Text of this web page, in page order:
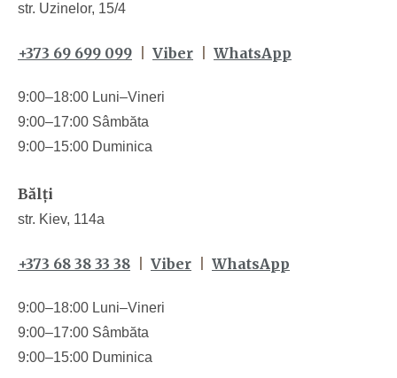
str. Uzinelor, 15/4
+373 69 699 099 Viber WhatsApp
9:00–18:00 Luni–Vineri
9:00–17:00 Sâmbăta
9:00–15:00 Duminica
Bălți
str. Kiev, 114a
+373 68 38 33 38 Viber WhatsApp
9:00–18:00 Luni–Vineri
9:00–17:00 Sâmbăta
9:00–15:00 Duminica